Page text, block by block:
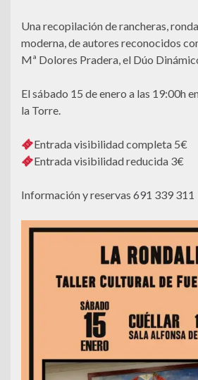
Una recopilación de rancheras,
moderna, de autores reconocidos
Mª Dolores Pradera, el Dúo
El sábado 15 de enero a las 19:00h
la Torre.
Entrada visibilidad completa 5€
Entrada visibilidad reducida 3€
Información y reservas 691 339 311